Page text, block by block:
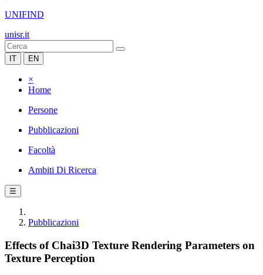
UNIFIND
unisr.it
IT EN
×
Home
Persone
Pubblicazioni
Facoltà
Ambiti Di Ricerca
☰
Pubblicazioni
Effects of Chai3D Texture Rendering Parameters on
Texture Perception